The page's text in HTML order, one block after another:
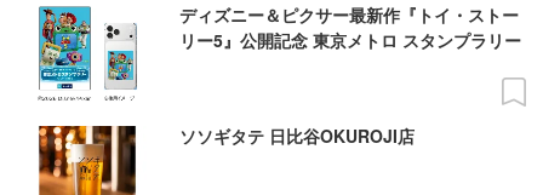
ディズニー＆ピクサー最新作『トイ・ストー
リー5』公開記念 東京メトロ スタンプラリー
ソソギタテ 日比谷OKUROJI店